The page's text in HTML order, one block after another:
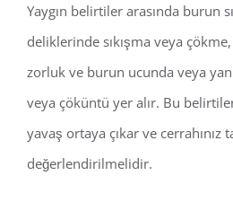
Yaygın belirtiler arasında burun
deliklerinde sıkışma veya
zorluk ve burun ucunda veya
veya çöküntü yer alır. Bu
yavaş ortaya çıkar ve cerrahınız
değerlendirilmelidir.